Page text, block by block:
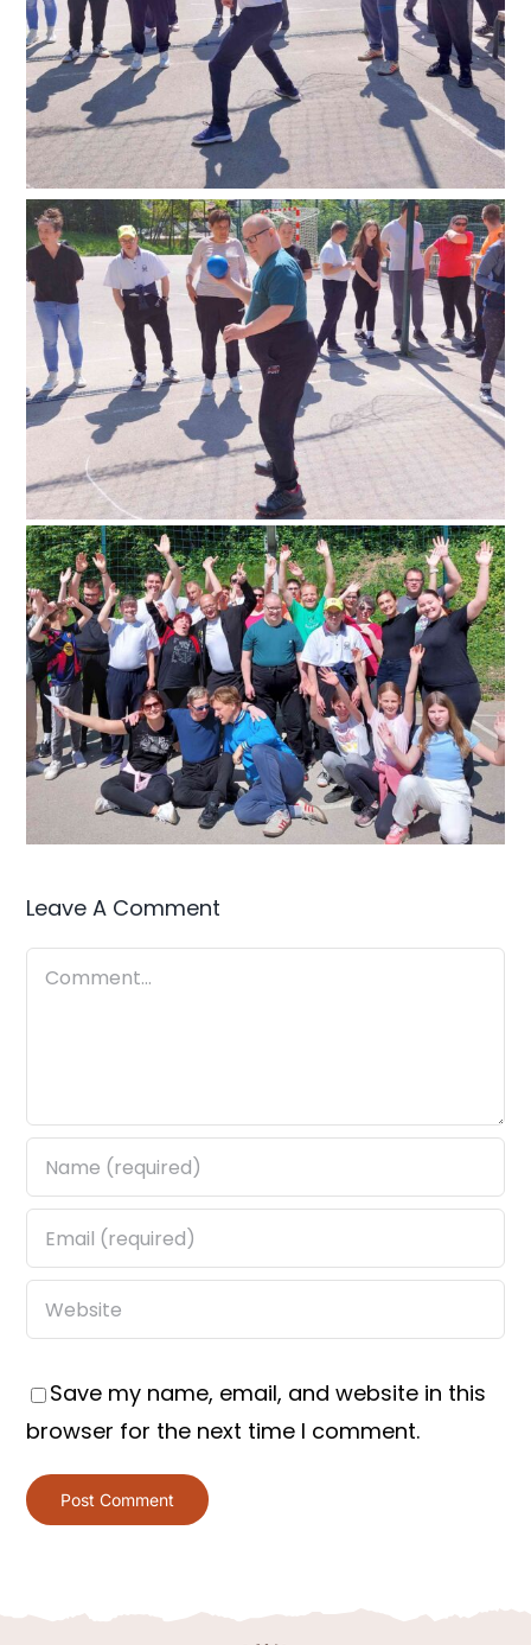
Leave A Comment
Comment
Save my name, email, and website in this
browser for the next time I comment.